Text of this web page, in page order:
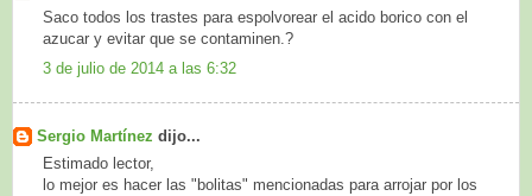
Saco todos los trastes para espolvorear el acido borico con el
azucar y evitar que se contaminen.?
3 de julio de 2014 a las 6:32
Sergio Martínez dijo...
Estimado lector,
lo mejor es hacer las "bolitas" mencionadas para arrojar por los